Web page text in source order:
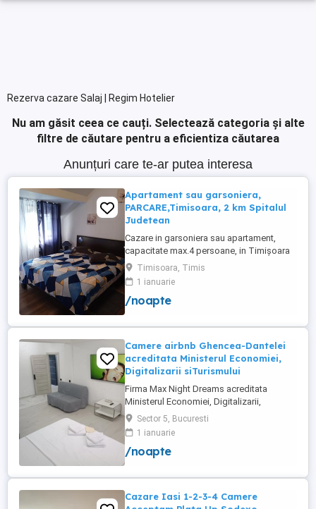
Rezerva cazare Salaj | Regim Hotelier
Nu am găsit ceea ce cauți. Selectează categoria și alte
filtre de căutare pentru a eficientiza căutarea
Anunțuri care te-ar putea interesa
Apartament sau garsoniera,
PARCARE,Timisoara, 2 km Spitalul
Judetean
Cazare in garsoniera sau apartament,
capacitate max.4 persoane, in Timișoara
la 2 km de Spitalul Judetean. (la doua
strazi)de zona Calea Buziasului
Lic.Electrotimis si la 2 km de Mosnita
Noua Centura. PARCARE. Situat la et.1 al
+wifi , frigider, mașină spălat, ...
Timisoara, Timis
1 ianuarie
/noapte
Camere airbnb Ghencea-Dantelei
acreditata Ministerul Economiei,
Digitalizarii siTurismului
Firma Max Night Dreams acreditata
Ministerul Economiei, Digitalizarii,
Antreprenoriatului si Turismului închiriază
in regim hotelier in zona Drumul Taberei -
Ghencea diferite tipuri de camere Camera
single cu o suprafață totală de 16mp
cu o suprafață totală de ...
Sector 5, Bucuresti
1 ianuarie
/noapte
Cazare Iasi 1-2-3-4 Camere